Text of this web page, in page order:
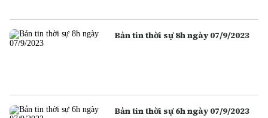
Bản tin thời sự 8h ngày 07/9/2023
Bản tin thời sự 6h ngày 07/9/2023